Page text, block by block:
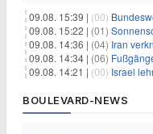
09.08. 15:39 | (00)
09.08. 15:22 | (01)
09.08. 14:36 | (04) Iran
09.08. 14:34 | (06) Fußgänger
09.08. 14:21 | (00) Israel
BOULEVARD-NEWS